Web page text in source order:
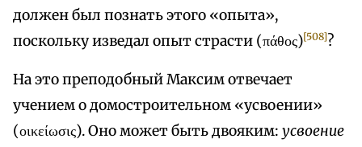
должен был познать этого «опыта»,
поскольку изведал опыт страсти (πάθος)[508]?
На это преподобный Максим отвечает
учением о домостроительном «усвоении»
(οικείωσις). Оно может быть двояким: усвоение